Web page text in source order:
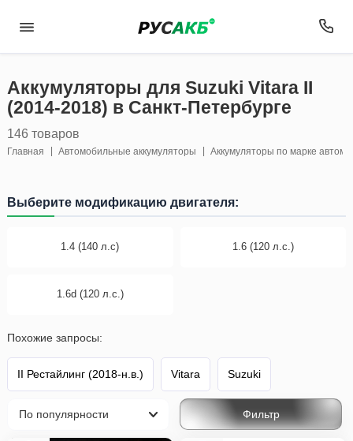
Аккумуляторы для Suzuki Vitara II
(2014-2018) в Санкт-Петербурге
146 товаров
Главная Автомобильные аккумуляторы Аккумуляторы по марке
Выберите модификацию двигателя:
1.4 (140 л.с) 1.6 (120 л.с.)
1.6d (120 л.с.)
Похожие запросы:
II Рестайлинг (2018-н.в.) Vitara Suzuki
Фильтр